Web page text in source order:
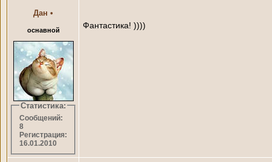
Дан •
оснавной
Статистика:
Сообщений:
8
Регистрация:
16.01.2010
Фантастика! ))))